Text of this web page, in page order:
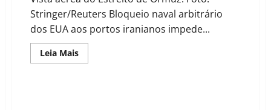
Stringer/Reuters Bloqueio naval arbitrário
dos EUA aos portos iranianos impede...
Leia MaisRead
more